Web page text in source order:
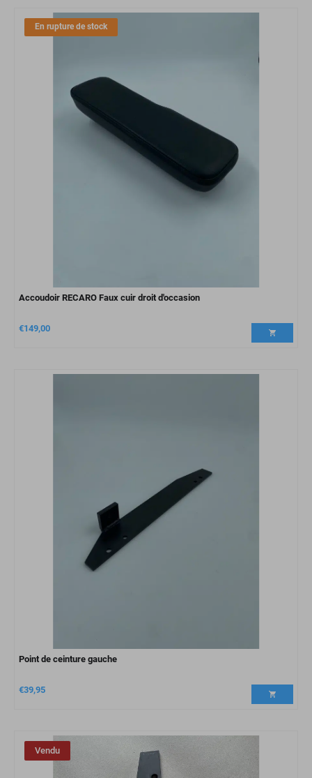
En rupture de stock
Accoudoir RECARO Faux cuir droit d'occasion
€149,00
Point de ceinture gauche
€39,95
Vendu